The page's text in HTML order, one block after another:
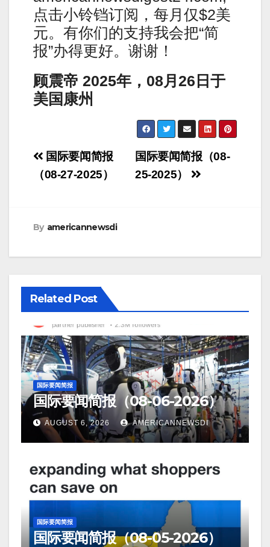
点击小铃铛订阅，每月仅$2美
元。有你们的支持我会把“简
报”办得更好。谢谢！
顾震帝 2025年，08月26日于
美国康州
Post
navigation
国际要闻简报（08-
25-2025）
国际要闻简报
（08-27-2025）
By americannewsdi
Related Post
国际要闻简报
国际要闻简报（08-06-2026）
AUGUST 6, 2026 AMERICANNEWSDI
国际要闻简报
国际要闻简报（08-05-2026）